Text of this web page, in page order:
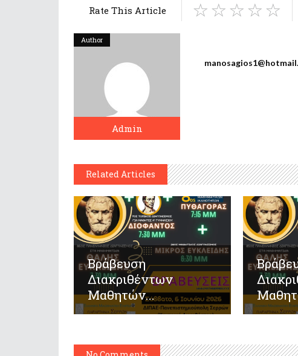
Rate This Article
Author
Admin
Related Articles
Βράβευση
Διακριθέντων
Μαθητών...